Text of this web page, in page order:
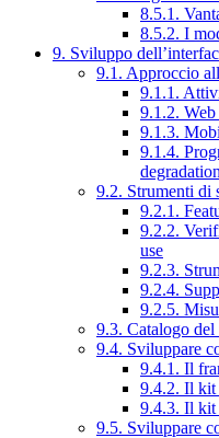
8.5.1.
8.5.2. I
9. Sviluppo
9.1. Approccio
9.1.1.
9.1.2. Web
9.1.3.
9.1.4.
degradation
9.2. Strumenti di
9.2.1.
9.2.2.
use
9.2.3.
9.2.4.
9.2.5.
9.3. Catalogo del
9.4. Sviluppare
9.4.1. Il
9.4.2. Il kit
9.4.3. Il
9.5. Sviluppare